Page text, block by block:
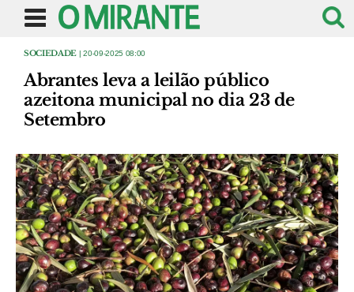
SOCIEDADE | 20-09-2025 08:00
Abrantes leva a leilão público
azeitona municipal no dia 23 de
Setembro